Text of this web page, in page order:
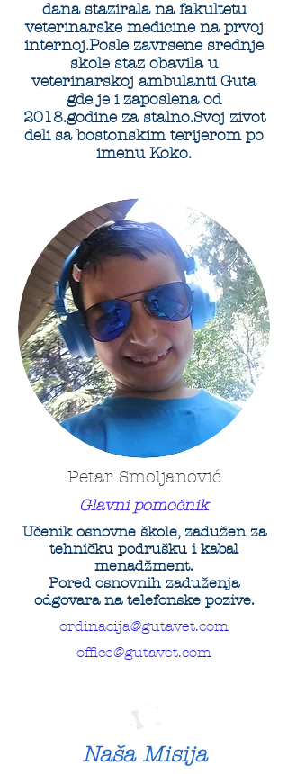
dana stazirala na fakultetu
veterinarske medicine na prvoj
internoj.Posle zavrsene srednje
skole staz obavila u
veterinarskoj ambulanti Guta
gde je i zaposlena od
2018.godine za stalno.Svoj zivot
deli sa bostonskim terijerom po
imenu Koko.
Petar Smoljanović
Glavni pomoćnik
Učenik osnovne škole, zadužen za
tehničku podrušku i kabal
menadžment.
Pored osnovnih zaduženja
odgovara na telefonske pozive.
ordinacija@gutavet.com
office@gutavet.com
Naša Misija